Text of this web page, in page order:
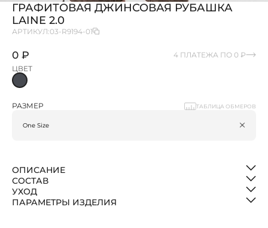
ГРАФИТОВАЯ ДЖИНСОВАЯ РУБАШКА
LAINE 2.0
АРТИКУЛ:03-R9194-01
0 ₽
4 ПЛАТЕЖА ПО 0 ₽
ЦВЕТ
РАЗМЕР ТАБЛИЦА ОБМЕРОВ
ОПИСАНИЕ
СОСТАВ
УХОД
ПАРАМЕТРЫ ИЗДЕЛИЯ